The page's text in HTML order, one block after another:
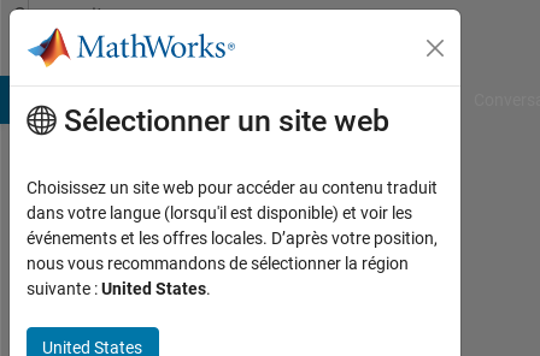
Passer au contenu
Community
Profile
Chirag
Parekh
MathWorks
Sélectionner un site web
Choisissez un site web pour accéder au contenu traduit
dans votre langue (lorsqu'il est disponible) et voir les
événements et les offres locales. D’après votre position,
nous vous recommandons de sélectionner la région
suivante :United States.
United States